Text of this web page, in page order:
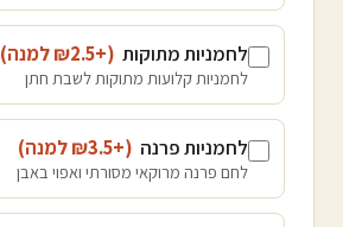
לחמניות מתוקות (+₪
2.5 למנה)
לחמניות קלועות מתוקות לשבת חתן
לחמניות פרנה (+₪
3.5 למנה)
לחם פרנה מרוקאי מסורתי ואפוי באבן